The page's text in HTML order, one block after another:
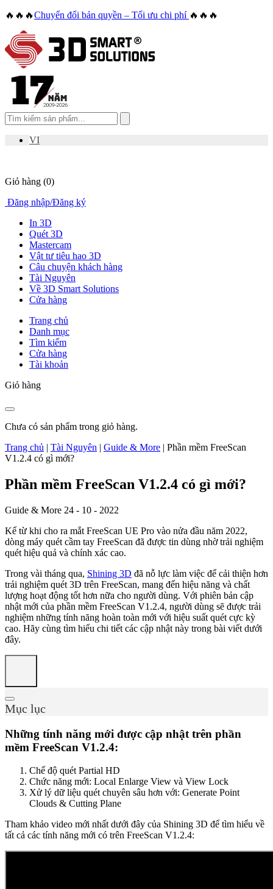
🔥🔥🔥Chuyển đổi bản quyền – Tối ưu chi phí 🔥🔥🔥
VI
Giỏ hàng (0)
Đăng nhập/Đăng ký
In 3D
Quét 3D
Mastercam
Vật tư tiêu hao 3D
Câu chuyện khách hàng
Tài Nguyên
Về 3D Smart Solutions
Cửa hàng
Trang chủ
Danh mục
Tìm kiếm
Cửa hàng
Tài khoản
Giỏ hàng
Chưa có sản phẩm trong giỏ hàng.
Trang chủ | Tài Nguyên | Guide & More | Phần mềm FreeScan
V1.2.4 có gì mới?
Phần mềm FreeScan V1.2.4 có gì mới?
Guide & More 24 - 10 - 2022
Kể từ khi cho ra mắt FreeScan UE Pro vào nửa đầu năm 2022,
dòng máy quét cầm tay FreeScan đã được tin dùng nhờ trải nghiệm
quét hiệu quả và chính xác cao.
Trong vài tháng qua, Shining 3D đã nỗ lực làm việc để cải thiện hơn
trải nghiệm quét 3D trên FreeScan, mang đến hiệu năng và chất
lượng hoạt động tốt hơn nữa cho người dùng. Với phiên bản cập
nhật mới của phần mềm FreeScan V1.2.4, người dùng sẽ được trải
nghiệm những tính năng hoàn toàn mới với hiệu suất quét cực kỳ
cao. Hãy cùng tìm hiểu chi tiết các cập nhật này trong bài viết dưới
đây.
Mục lục
Những tính năng mới được cập nhật trên phần
mềm FreeScan V1.2.4:
Chế độ quét Partial HD
Chức năng mới: Local Enlarge View và View Lock
Xử lý dữ liệu quét chuyên sâu hơn với: Generate Point
Clouds & Cutting Plane
Tham khảo video mới nhất dưới đây của Shining 3D để tìm hiểu về
tất cả các tính năng mới có trên FreeScan V1.2.4: